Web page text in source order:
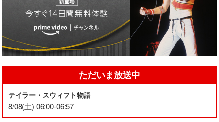
ただいま放送中
テイラー・スウィフト物語
8/08(土) 06:00-06:57